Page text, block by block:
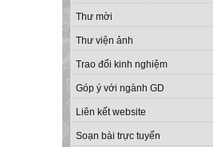
Thư mời
Thư viện ảnh
Trao đổi kinh nghiệm
Góp ý với ngành GD
Liên kết website
Soạn bài trực tuyến